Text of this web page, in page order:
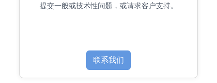
提交一般或技术性问题，或请求客户支持。
联系我们